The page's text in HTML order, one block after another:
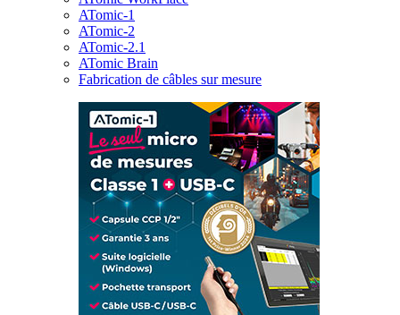
ATomic-1
ATomic-2
ATomic-2.1
ATomic Brain
Fabrication de câbles sur mesure